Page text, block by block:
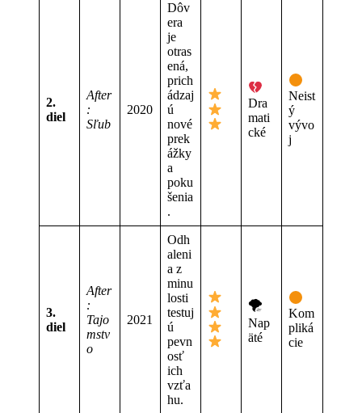
2.
diel
After
:
Sľub
2020
Dôv
era
je
otras
ená,
prich
ádzaj
ú
nové
prek
ážky
a
poku
šenia
.
Dra
mati
cké
Neist
ý
vývo
j
3.
diel
After
:
Tajo
mstv
o
2021
Odh
aleni
a z
minu
losti
testuj
ú
pevn
osť
ich
vzťa
hu.
🌪
Nap
äté
Kom
pliká
cie